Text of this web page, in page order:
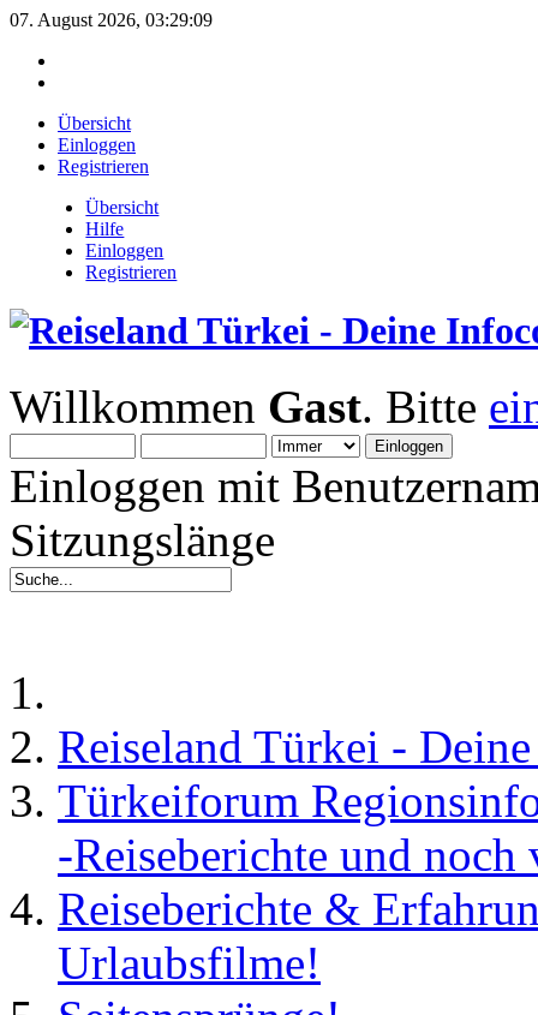
07. August 2026, 03:29:09
Übersicht
Einloggen
Registrieren
Übersicht
Hilfe
Einloggen
Registrieren
Willkommen Gast. Bitte
Einloggen mit
Sitzungslänge
Reiseland Türkei -
Türkeiforum
-Reiseberichte und noch
Reiseberichte &
Urlaubsfilme!